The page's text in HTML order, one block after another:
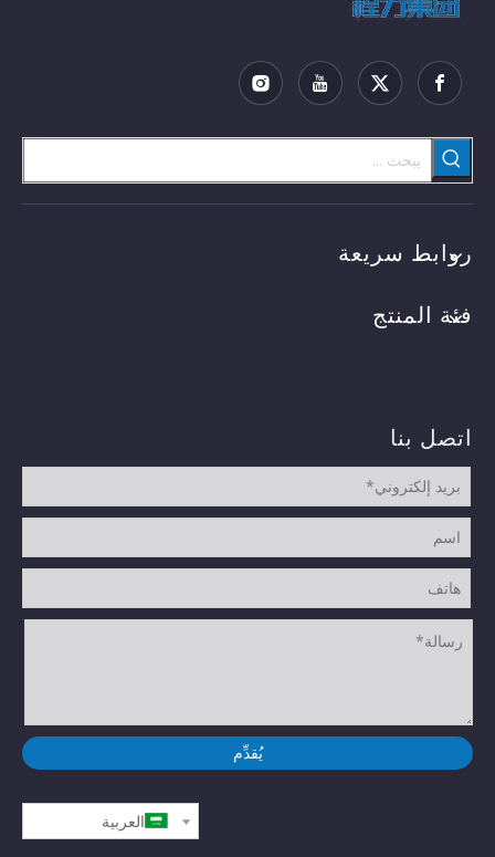
روابط سريعة
فئة المنتج
اتصل بنا
يُقدِّم
العربية